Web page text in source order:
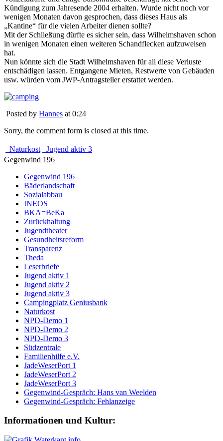
Kündigung zum Jahresende 2004 erhalten. Wurde nicht noch vor
wenigen Monaten davon gesprochen, dass dieses Haus als
„Kantine“ für die vielen Arbeiter dienen sollte?
Mit der Schließung dürfte es sicher sein, dass Wilhelmshaven schon
in wenigen Monaten einen weiteren Schandflecken aufzuweisen
hat.
Nun könnte sich die Stadt Wilhelmshaven für all diese Verluste
entschädigen lassen. Entgangene Mieten, Restwerte von Gebäuden
usw. würden vom JWP-Antragsteller erstattet werden.
Posted by Hannes at 0:24
Sorry, the comment form is closed at this time.
Naturkost
Jugend aktiv 3
Gegenwind 196
Gegenwind 196
Bäderlandschaft
Sozialabbau
INEOS
BKA=BeKa
Zurückhaltung
Jugendtheater
Gesundheitsreform
Transparenz
Theda
Leserbriefe
Jugend aktiv 1
Jugend aktiv 2
Jugend aktiv 3
Campingplatz Geniusbank
Naturkost
NPD-Demo 1
NPD-Demo 2
NPD-Demo 3
Südzentrale
Familienhilfe e.V.
JadeWeserPort 1
JadeWeserPort 2
JadeWeserPort 3
Gegenwind-Gespräch: Hans van Weelden
Gegenwind-Gespräch: Fehlanzeige
Informationen und Kultur: